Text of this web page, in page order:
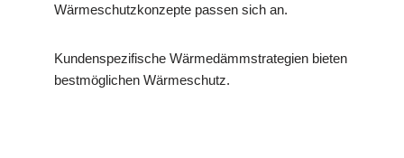
Wärmeschutzkonzepte passen sich an.
Kundenspezifische Wärmedämmstrategien bieten
bestmöglichen Wärmeschutz.